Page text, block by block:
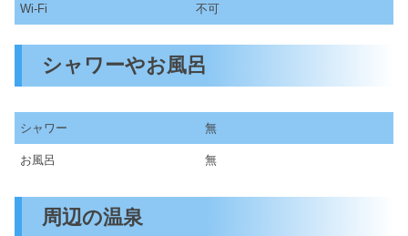
Wi-Fi 不可
シャワーやお風呂
シャワー 無
お風呂 無
周辺の温泉